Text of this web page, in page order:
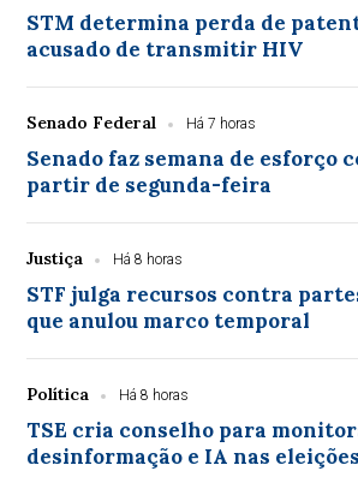
STM determina perda de
acusado de transmitir HIV
Senado Federal Há 7 horas
Senado faz semana de esforço
partir de segunda-feira
Justiça Há 8 horas
STF julga recursos contra
que anulou marco temporal
Política Há 8 horas
TSE cria conselho para
desinformação e IA nas eleições